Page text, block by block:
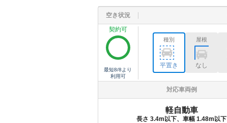
空き状況
契約可
最短8/8 より
利用可
種別
平置き
屋根
なし
対応車両例
軽自動車
長さ 3.4m以下、車幅 1.48m以下